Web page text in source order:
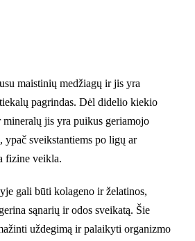
maistinių medžiagų ir jis yra
pagrindas. Dėl didelio kiekio
jis yra puikus geriamojo
ypač sveikstantiems po ligų ar
fizine veikla.
gali būti kolageno ir želatinos,
sąnarių ir odos sveikatą. Šie
uždegimą ir palaikyti organizmo